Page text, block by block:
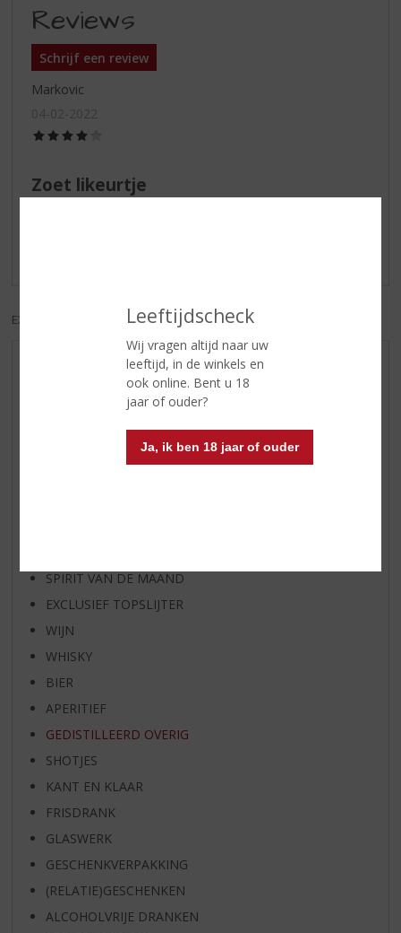
Leeftijdscheck
Wij vragen altijd naar uw
leeftijd, in de winkels en
ook online. Bent u 18
jaar of ouder?
Ja, ik ben 18 jaar of ouder
Reviews
Schrijf een review
Markovic
04-02-2022
Zoet likeurtje
EXCL. BTW INCL. BTW
AANBIEDINGEN
NIEUWE BIEREN
SPIRIT VAN DE MAAND
EXCLUSIEF TOPSLIJTER
WIJN
WHISKY
BIER
APERITIEF
GEDISTILLEERD OVERIG
SHOTJES
KANT EN KLAAR
FRISDRANK
GLASWERK
GESCHENKVERPAKKING
(RELATIE)GESCHENKEN
ALCOHOLVRIJE DRANKEN